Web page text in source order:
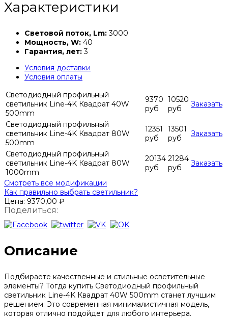
Характеристики
Световой поток, Lm:3000
Мощность, W: 40
Гарантия, лет:3
Условия доставки
Условия оплаты
Светодиодный профильный
светильник Line-4K Квадрат 40W
500mm
9370
руб
10520
руб
Заказать
Светодиодный профильный
светильник Line-4K Квадрат 80W
500mm
12351
руб
13501
руб
Заказать
Светодиодный профильный
светильник Line-4K Квадрат 80W
1000mm
20134
руб
21284
руб
Заказать
Смотреть все модификации
Как правильно выбрать светильник?
Цена: 9370,00 ₽
Поделиться:
Описание
Подбираете качественные и стильные осветительные
элементы? Тогда купить Светодиодный профильный
светильник Line-4K Квадрат 40W 500mm станет лучшим
решением. Это современная минималистичная модель,
которая отлично подойдет для любого интерьера.